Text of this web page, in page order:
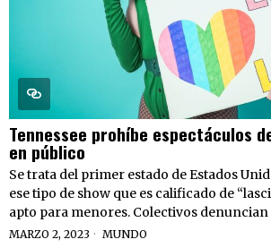
Tennessee prohíbe espectáculos
en público
Se trata del primer estado de Estados
ese tipo de show que es calificado de
apto para menores. Colectivos denuncian
MARZO 2, 2023 MUNDO